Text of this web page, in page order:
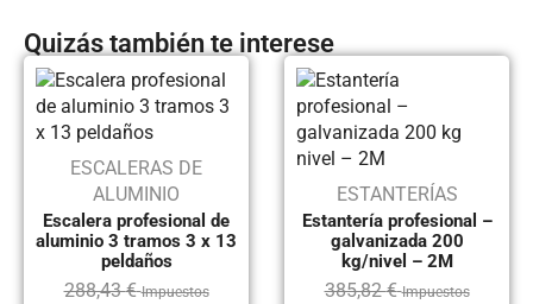
Quizás también te interese
ESCALERAS DE
ALUMINIO
Escalera profesional de
aluminio 3 tramos 3 x 13
peldaños
288,43€ Impuestos
ESTANTERÍAS
Estantería profesional –
galvanizada 200
kg/nivel – 2M
385,82€ Impuestos